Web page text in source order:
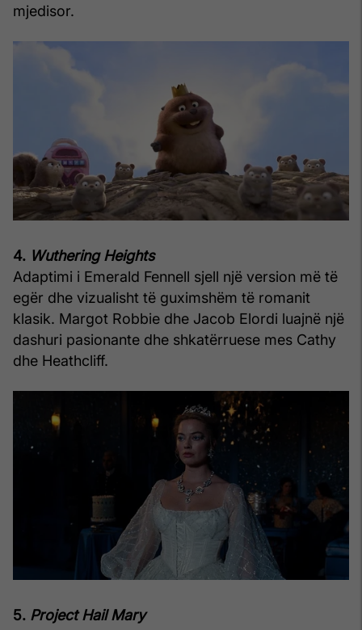
mjedisor.
4. Wuthering Heights
Adaptimi i Emerald Fennell sjell një version më të
egër dhe vizualisht të guximshëm të romanit
klasik. Margot Robbie dhe Jacob Elordi luajnë një
dashuri pasionante dhe shkatërruese mes Cathy
dhe Heathcliff.
5. Project Hail Mary